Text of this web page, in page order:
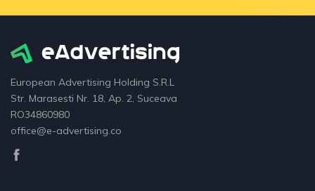
European Advertising Holding S.R.L
Str. Marasesti Nr. 18, Ap. 2, Suceava
RO34860980
office@e-advertising.co